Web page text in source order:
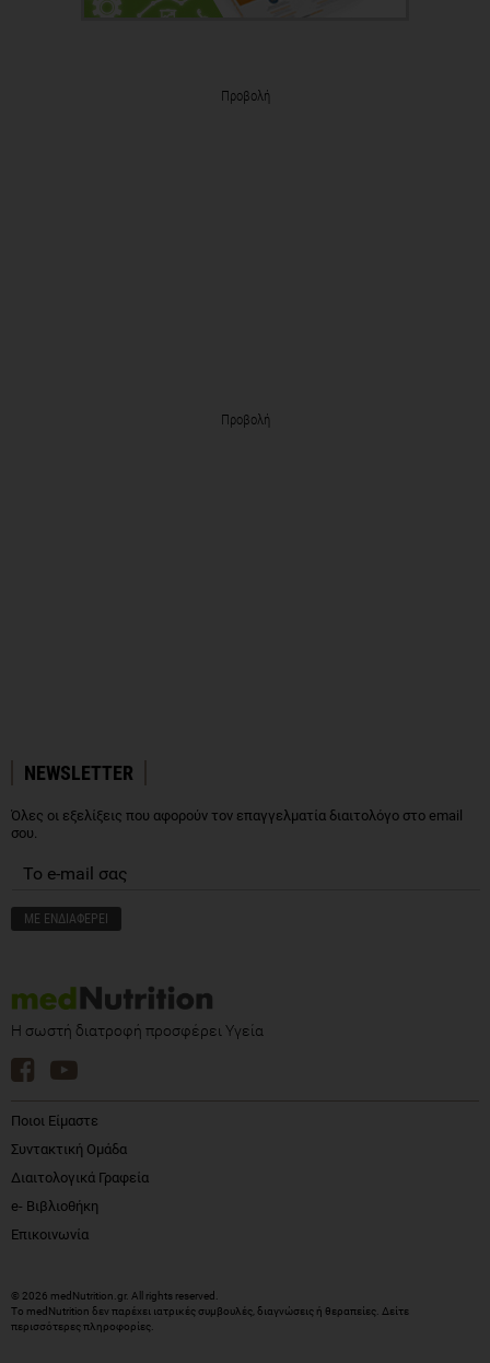
Προβολή
Προβολή
NEWSLETTER
Όλες οι εξελίξεις που αφορούν τον επαγγελματία διαιτολόγο στο email
σου.
Η σωστή διατροφή προσφέρει Υγεία
Ποιοι Είμαστε
Συντακτική Ομάδα
Διαιτολογικά Γραφεία
e- Βιβλιοθήκη
Επικοινωνία
© 2026 medNutrition.gr. All rights reserved.
Το medNutrition δεν παρέχει ιατρικές συμβουλές, διαγνώσεις ή θεραπείες. Δείτε
περισσότερες πληροφορίες